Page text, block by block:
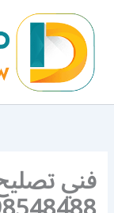
المحتوى
فني